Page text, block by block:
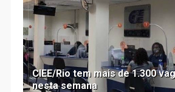
CIEE/Rio tem mais de 1.300
nesta semana